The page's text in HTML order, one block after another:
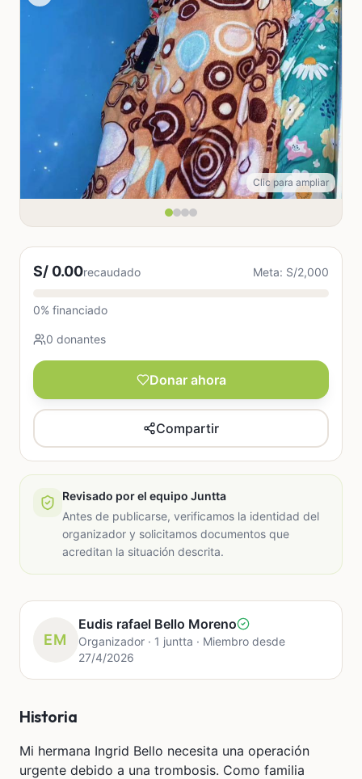
Clic para ampliar
S/ 0.00recaudado Meta: S/2,000
0% financiado
0 donantes
Donar ahora
Compartir
Revisado por el equipo Juntta
Antes de publicarse, verificamos la identidad del
organizador y solicitamos documentos que
acreditan la situación descrita.
EM
Eudis rafael Bello Moreno
Organizador · 1 juntta · Miembro desde
27/4/2026
Historia
Mi hermana Ingrid Bello necesita una operación
urgente debido a una trombosis. Como familia